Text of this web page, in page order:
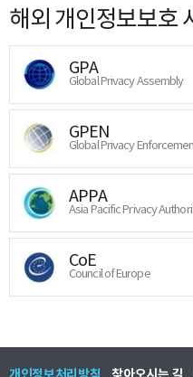
해외 개인정보보호
GPA
Global Privacy Assembly
GPEN
Global Privacy
APPA
Asia Pacific Privacy
CoE
Council of Europe